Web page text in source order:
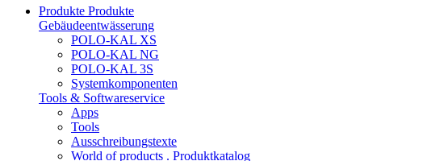
Produkte Produkte
Gebäudeentwässerung
POLO-KAL XS
POLO-KAL NG
POLO-KAL 3S
Systemkomponenten
Tools & Softwareservice
Apps
Tools
Ausschreibungstexte
World of products . Produktkatalog